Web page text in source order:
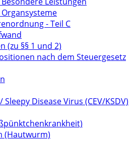
Organsysteme
- Teil C
(zu §§ 1 und 2)
nach dem Steuergesetz
Sleepy Disease Virus (CEV/KSDV)
(Hautwurm)